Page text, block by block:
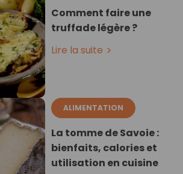
Comment faire une
truffade légère ?
Lire la suite
ALIMENTATION
La tomme de Savoie :
bienfaits, calories et
utilisation en cuisine